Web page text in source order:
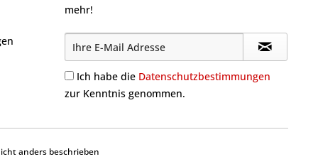
mehr!
Ich habe die Datenschutzbestimmungen
zur Kenntnis genommen.
anders beschrieben